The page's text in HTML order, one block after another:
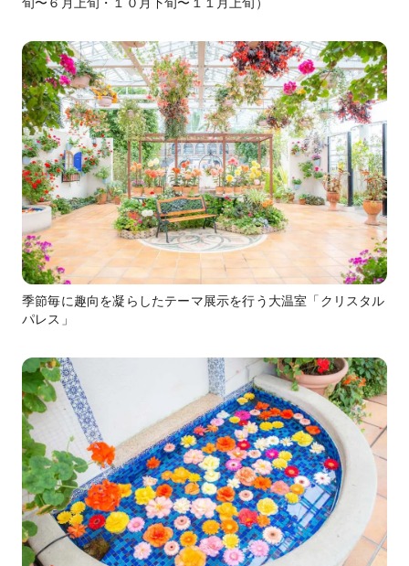
季節毎に趣向を凝らしたテーマ展示を行う大温室「クリスタル
パレス」